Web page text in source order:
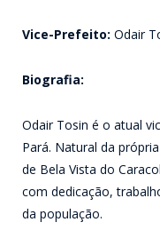
Vice-Prefeito: Odair
Biografia:
Odair Tosin é o atual
Pará. Natural da
de Bela Vista do
com dedicação,
da população.